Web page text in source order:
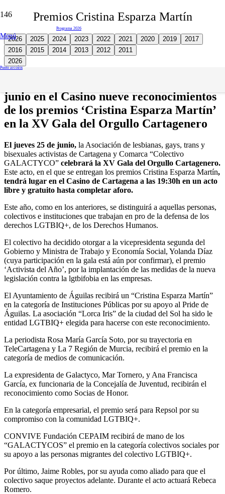
Programa 2026
Menú
Punto arcoíris
Premios Cristina Esparza Martín
2026 2025 2024 2023 2022 2021 2020 2019
2017
2016
2015 2014 2013 2012
2011
2026
junio en el Casino nueve reconocimientos
de los premios ‘Cristina Esparza Martín’
en la XV Gala del Orgullo Cartagenero
El jueves 25 de junio, la Asociación de lesbianas, gays, trans y
bisexuales activistas de Cartagena y Comarca “Colectivo
GALACTYCO” celebrará la XV Gala del Orgullo Cartagenero.
Este acto, en el que se entregan los premios Cristina Esparza Martín,
tendrá lugar en el Casino de Cartagena a las 19:30h en un acto
libre y gratuito hasta completar aforo.
Este año, como en los anteriores, se distinguirá a aquellas personas,
colectivos e instituciones que trabajan en pro de la defensa de los
derechos LGTBIQ+, de los Derechos Humanos.
El colectivo ha decidido otorgar a la vicepresidenta segunda del
Gobierno y Ministra de Trabajo y Economía Social, Yolanda Díaz
(cuya participación en la gala está aún por confirmar), el premio
‘Activista del Año’, por la implantación de las medidas de la nueva
legislación contra la lgtbifobia en las empresas.
El Ayuntamiento de Águilas recibirá un “Cristina Esparza Martín”
en la categoría de Instituciones Públicas por su apoyo al Pride de
Águilas. La asociación “Lorca Iris” de la ciudad del Sol ha sido le
entidad LGTBIQ+ elegida para hacerse con este reconocimiento.
La periodista Rosa María García Soto, por su trayectoria en
TeleCartagena y La 7 Región de Murcia, recibirá el premio en la
categoría de medios de comunicación.
La expresidenta de Galactyco, Mar Tornero, y Ana Francisca
García, ex funcionaria de la Concejalía de Juventud, recibirán el
reconocimiento como Socias de Honor.
En la categoría empresarial, el premio será para Repsol por su
compromiso con la comunidad LGTBIQ+.
CONVIVE Fundación CEPAIM recibirá de mano de los
“GALACTYCOS” el premio en la categoría colectivos sociales por
su apoyo a las personas migrantes del colectivo LGTBIQ+.
Por último, Jaime Robles, por su ayuda como aliado para que el
colectivo saque proyectos adelante. Durante el acto actuará Rebeca
Romero.